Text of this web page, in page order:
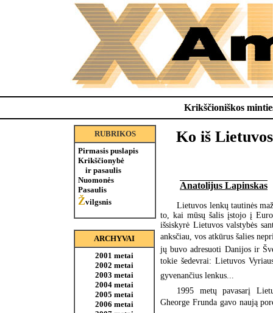
Krikščioniškos
RUBRIKOS
Pirmasis puslapis
Krikščionybė
ir pasaulis
Nuomonės
Pasaulis
Žvilgsnis
ARCHYVAI
2001 metai
2002 metai
2003 metai
2004 metai
2005 metai
2006 metai
Ko iš
Anatolijus Lapinskas
Lietuvos lenkų tautinės
to, kai mūsų šalis įstojo į
išsiskyrė Lietuvos valstybės
anksčiau, vos atkūrus šalies
jų buvo adresuoti Danijos ir
tokie šedevrai: Lietuvos
gyvenančius lenkus...
1995 metų pavasarį
Gheorge Frunda gavo naują